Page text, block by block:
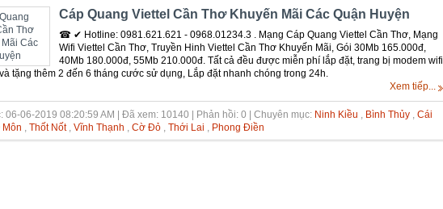
Cáp Quang Viettel Cần Thơ Khuyến Mãi Các Quận Huyện
☎ ✔ Hotline: 0981.621.621 - 0968.01234.3 . Mạng Cáp Quang Viettel Cần Thơ, Mạng
Wifi Viettel Cần Thơ, Truyền Hinh Viettel Cần Thơ Khuyến Mãi, Gói 30Mb 165.000đ,
40Mb 180.000đ, 55Mb 210.000đ. Tất cả đều được miễn phí lắp đặt, trang bị modem wifi
tặng thêm 2 đến 6 tháng cước sử dụng, Lắp đặt nhanh chóng trong 24h.
Xem tiếp...
06-06-2019 08:20:59 AM | Đã xem: 10140 | Phản hồi: 0 | Chuyên mục: Ninh Kiều , Bình Thủy , Cái
Môn , Thốt Nốt, Vĩnh Thạnh , Cờ Đỏ , Thới Lai , Phong Điền